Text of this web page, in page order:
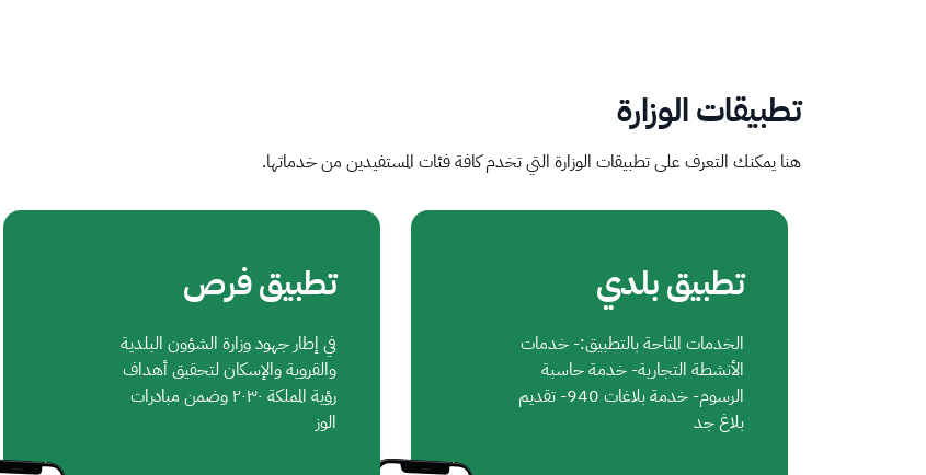
تطبيقات الوزارة
هنا يمكنك التعرف على تطبيقات الوزارة التي تخدم كافة فئات المستفيدين من خدماتها.
تطبيق بلدي
الخدمات المتاحة بالتطبيق:- خدمات
الأنشطة التجارية- خدمة حاسبة
الرسوم- خدمة بلاغات 940- تقديم
بلاغ جد
تطبيق فرص
في إطار جهود وزارة الشؤون البلدية
والقروية والإسكان لتحقيق أهداف
رؤية المملكة ٢٠٣٠ وضمن مبادرات
الوز